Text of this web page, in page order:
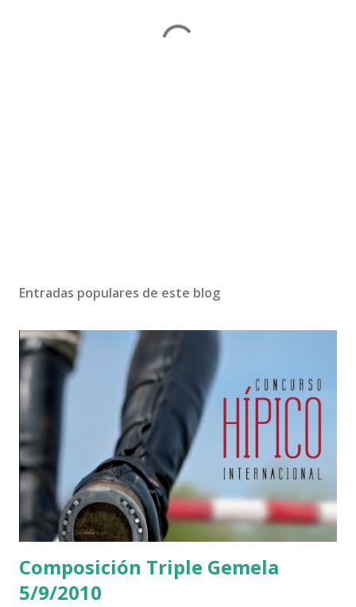
Entradas populares de este blog
Composición Triple Gemela
5/9/2010